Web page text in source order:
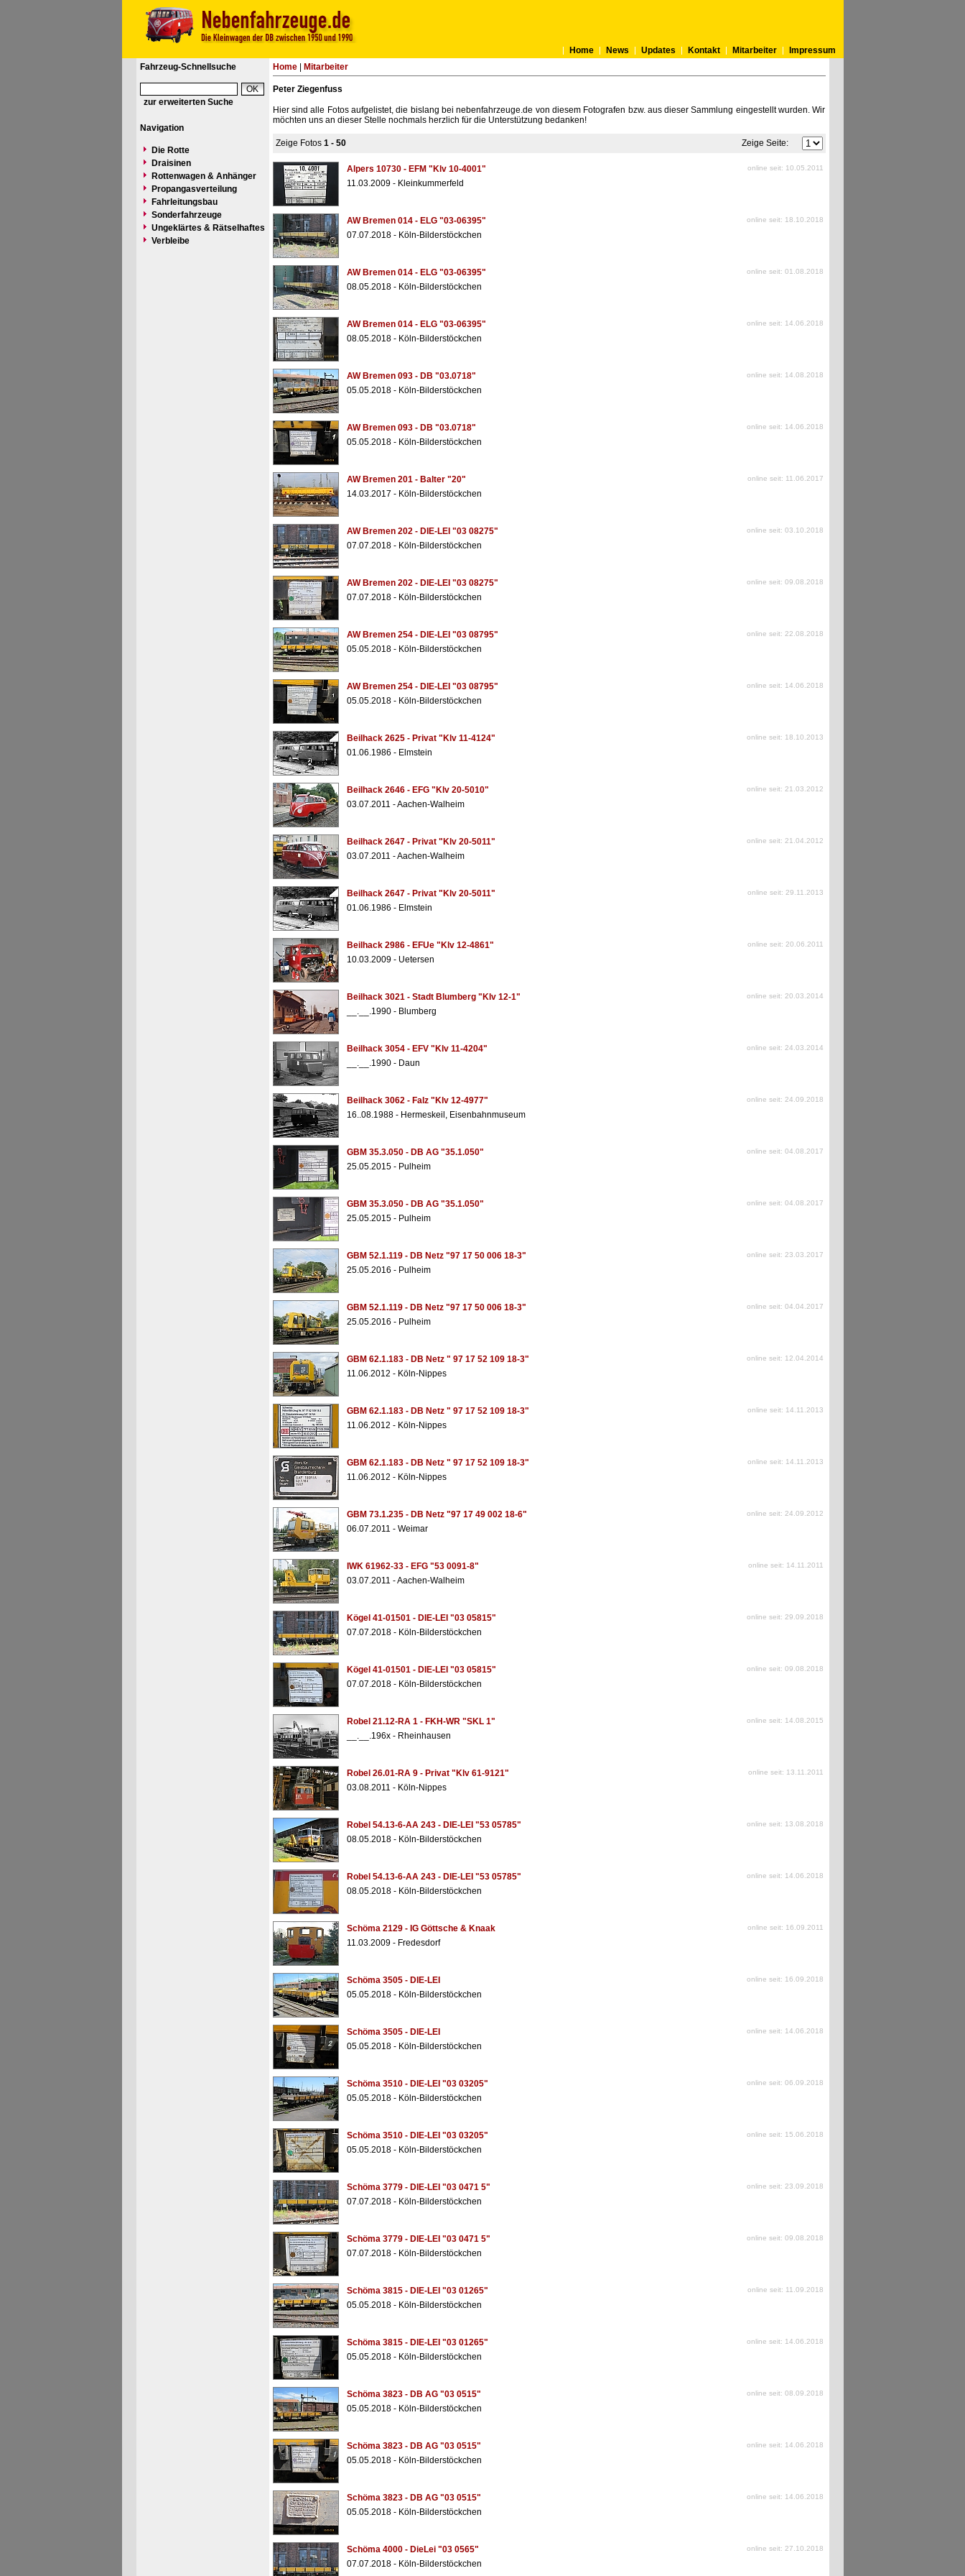
Home News Updates Kontakt Mitarbeiter
Impressum
Fahrzeug-Schnellsuche
zur erweiterten Suche
Navigation
Die Rotte
Draisinen
Rottenwagen & Anhänger
Propangasverteilung
Fahrleitungsbau
Sonderfahrzeuge
Ungeklärtes & Rätselhaftes
Verbleibe
Home| Mitarbeiter
Peter Ziegenfuss
Hier sind alle Fotos aufgelistet, die bislang bei nebenfahrzeuge.de von diesem Fotografen bzw. aus dieser Sammlung eingestellt wurden. Wir
möchten uns an dieser Stelle nochmals herzlich für die Unterstützung bedanken!
Zeige Fotos 1 - 50 Zeige Seite:
Alpers 10730 - EFM "Klv 10-4001" online seit: 10.05.2011
11.03.2009 - Kleinkummerfeld
AW Bremen 014 - ELG "03-06395" online seit: 18.10.2018
07.07.2018 - Köln-Bilderstöckchen
AW Bremen 014 - ELG "03-06395" online seit: 01.08.2018
08.05.2018 - Köln-Bilderstöckchen
AW Bremen 014 - ELG "03-06395" online seit: 14.06.2018
08.05.2018 - Köln-Bilderstöckchen
AW Bremen 093 - DB "03.0718" online seit: 14.08.2018
05.05.2018 - Köln-Bilderstöckchen
AW Bremen 093 - DB "03.0718" online seit: 14.06.2018
05.05.2018 - Köln-Bilderstöckchen
AW Bremen 201 - Balter "20" online seit: 11.06.2017
14.03.2017 - Köln-Bilderstöckchen
AW Bremen 202 - DIE-LEI "03 08275" online seit: 03.10.2018
07.07.2018 - Köln-Bilderstöckchen
AW Bremen 202 - DIE-LEI "03 08275" online seit: 09.08.2018
07.07.2018 - Köln-Bilderstöckchen
AW Bremen 254 - DIE-LEI "03 08795" online seit: 22.08.2018
05.05.2018 - Köln-Bilderstöckchen
AW Bremen 254 - DIE-LEI "03 08795" online seit: 14.06.2018
05.05.2018 - Köln-Bilderstöckchen
Beilhack 2625 - Privat "Klv 11-4124" online seit: 18.10.2013
01.06.1986 - Elmstein
Beilhack 2646 - EFG "Klv 20-5010" online seit: 21.03.2012
03.07.2011 - Aachen-Walheim
Beilhack 2647 - Privat "Klv 20-5011" online seit: 21.04.2012
03.07.2011 - Aachen-Walheim
Beilhack 2647 - Privat "Klv 20-5011" online seit: 29.11.2013
01.06.1986 - Elmstein
Beilhack 2986 - EFUe "Klv 12-4861" online seit: 20.06.2011
10.03.2009 - Uetersen
Beilhack 3021 - Stadt Blumberg "Klv 12-1" online seit: 20.03.2014
__.__.1990 - Blumberg
Beilhack 3054 - EFV "Klv 11-4204" online seit: 24.03.2014
__.__.1990 - Daun
Beilhack 3062 - Falz "Klv 12-4977" online seit: 24.09.2018
16..08.1988 - Hermeskeil, Eisenbahnmuseum
GBM 35.3.050 - DB AG "35.1.050" online seit: 04.08.2017
25.05.2015 - Pulheim
GBM 35.3.050 - DB AG "35.1.050" online seit: 04.08.2017
25.05.2015 - Pulheim
GBM 52.1.119 - DB Netz "97 17 50 006 18-3" online seit: 23.03.2017
25.05.2016 - Pulheim
GBM 52.1.119 - DB Netz "97 17 50 006 18-3" online seit: 04.04.2017
25.05.2016 - Pulheim
GBM 62.1.183 - DB Netz " 97 17 52 109 18-3" online seit: 12.04.2014
11.06.2012 - Köln-Nippes
GBM 62.1.183 - DB Netz " 97 17 52 109 18-3" online seit: 14.11.2013
11.06.2012 - Köln-Nippes
GBM 62.1.183 - DB Netz " 97 17 52 109 18-3" online seit: 14.11.2013
11.06.2012 - Köln-Nippes
GBM 73.1.235 - DB Netz "97 17 49 002 18-6" online seit: 24.09.2012
06.07.2011 - Weimar
IWK 61962-33 - EFG "53 0091-8" online seit: 14.11.2011
03.07.2011 - Aachen-Walheim
Kögel 41-01501 - DIE-LEI "03 05815" online seit: 29.09.2018
07.07.2018 - Köln-Bilderstöckchen
Kögel 41-01501 - DIE-LEI "03 05815" online seit: 09.08.2018
07.07.2018 - Köln-Bilderstöckchen
Robel 21.12-RA 1 - FKH-WR "SKL 1" online seit: 14.08.2015
__.__.196x - Rheinhausen
Robel 26.01-RA 9 - Privat "Klv 61-9121" online seit: 13.11.2011
03.08.2011 - Köln-Nippes
Robel 54.13-6-AA 243 - DIE-LEI "53 05785" online seit: 13.08.2018
08.05.2018 - Köln-Bilderstöckchen
Robel 54.13-6-AA 243 - DIE-LEI "53 05785" online seit: 14.06.2018
08.05.2018 - Köln-Bilderstöckchen
Schöma 2129 - IG Göttsche & Knaak online seit: 16.09.2011
11.03.2009 - Fredesdorf
Schöma 3505 - DIE-LEI online seit: 16.09.2018
05.05.2018 - Köln-Bilderstöckchen
Schöma 3505 - DIE-LEI online seit: 14.06.2018
05.05.2018 - Köln-Bilderstöckchen
Schöma 3510 - DIE-LEI "03 03205" online seit: 06.09.2018
05.05.2018 - Köln-Bilderstöckchen
Schöma 3510 - DIE-LEI "03 03205" online seit: 15.06.2018
05.05.2018 - Köln-Bilderstöckchen
Schöma 3779 - DIE-LEI "03 0471 5" online seit: 23.09.2018
07.07.2018 - Köln-Bilderstöckchen
Schöma 3779 - DIE-LEI "03 0471 5" online seit: 09.08.2018
07.07.2018 - Köln-Bilderstöckchen
Schöma 3815 - DIE-LEI "03 01265" online seit: 11.09.2018
05.05.2018 - Köln-Bilderstöckchen
Schöma 3815 - DIE-LEI "03 01265" online seit: 14.06.2018
05.05.2018 - Köln-Bilderstöckchen
Schöma 3823 - DB AG "03 0515" online seit: 08.09.2018
05.05.2018 - Köln-Bilderstöckchen
Schöma 3823 - DB AG "03 0515" online seit: 14.06.2018
05.05.2018 - Köln-Bilderstöckchen
Schöma 3823 - DB AG "03 0515" online seit: 14.06.2018
05.05.2018 - Köln-Bilderstöckchen
Schöma 4000 - DieLei "03 0565" online seit: 27.10.2018
07.07.2018 - Köln-Bilderstöckchen